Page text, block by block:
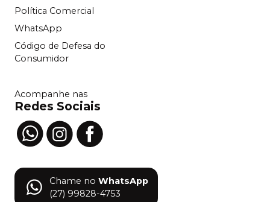
Política Comercial
WhatsApp
Código de Defesa do
Consumidor
Acompanhe nas
Redes Sociais
Chame no WhatsApp
(27) 99828-4753